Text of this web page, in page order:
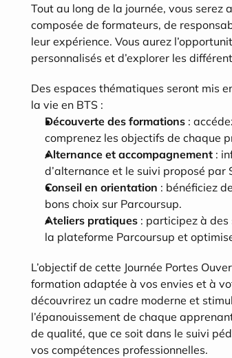
Tout au long de la journée, vous
composée de formateurs, de
leur expérience. Vous aurez
personnalisés et d’explorer les
Des espaces thématiques seront mis
la vie en BTS :
Découverte des formations :
comprenez les objectifs de chaque
Alternance et accompagnement :
d’alternance et le suivi proposé par
Conseil en orientation : bénéficiez
bons choix sur Parcoursup.
Ateliers pratiques : participez à
la plateforme Parcoursup et
L’objectif de cette Journée Portes
formation adaptée à vos envies et à
découvrirez un cadre moderne et
l’épanouissement de chaque
de qualité, que ce soit dans le suivi
vos compétences professionnelles.